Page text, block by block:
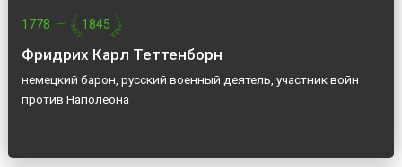
1778 — 1845
Фридрих Карл Теттенборн
немецкий барон, русский военный деятель, участник войн
против Наполеона